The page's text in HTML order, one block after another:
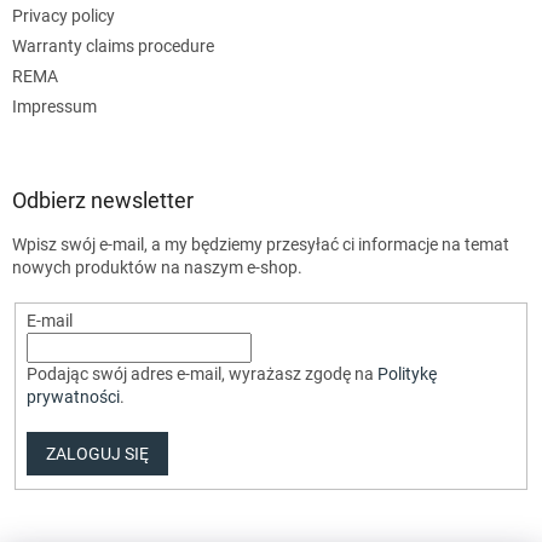
Privacy policy
Warranty claims procedure
REMA
Impressum
Odbierz newsletter
Wpisz swój e-mail, a my będziemy przesyłać ci informacje na temat
nowych produktów na naszym e-shop.
E-mail
Podając swój adres e-mail, wyrażasz zgodę na Politykę
prywatności.
ZALOGUJ SIĘ